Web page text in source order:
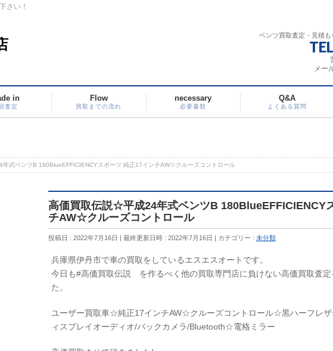
さい！
ベンツ買取査定・見積も
TEL
メー
in
査定
Flow
買取までの流れ
necessary
必要書類
Q&A
よくある質問
式ベンツB 180BlueEFFICIENCYスポーツ 純正17インチAW☆クルーズコントロール
高価買取伝説☆平成24年式ベンツB 180BlueEFFICIENCY
チAW☆クルーズコントロール
投稿日 : 2022年7月16日 最終更新日時 : 2022年7月16日 カテゴリー : 未分類
兵庫県伊丹市で車の買取をしているエスエスオートです。
今日も#高価買取伝説 を作るべく他の買取専門店に負けない高価買取査定
た。
ユーザー買取車☆純正17インチAW☆クルーズコントロール☆黒ハーフレ
ィスプレイオーディオ/バックカメラ/Bluetooth☆電格ミラー